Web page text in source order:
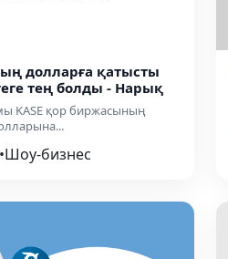
долларға қатысты
тең болды - Нарық
KASE қор биржасының
•Шоу-бизнес